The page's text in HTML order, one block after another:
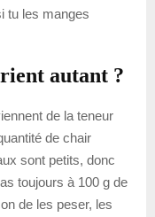
tu les manges
autant ?
de la teneur
de chair
sont petits, donc
toujours à 100 g de
de les peser, les